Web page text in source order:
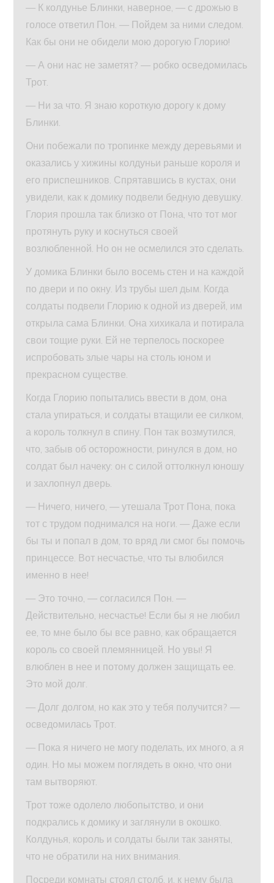
— К колдунье Блинки, наверное, — с дрожью в
голосе ответил Пон. — Пойдем за ними следом.
Как бы они не обидели мою дорогую Глорию!
— А они нас не заметят? — робко осведомилась
Трот.
— Ни за что. Я знаю короткую дорогу к дому
Блинки.
Они побежали по тропинке между деревьями и
оказались у хижины колдуньи раньше короля и
его приспешников. Спрятавшись в кустах, они
увидели, как к домику подвели бедную девушку.
Глория прошла так близко от Пона, что тот мог
протянуть руку и коснуться своей
возлюбленной. Но он не осмелился это сделать.
У домика Блинки было восемь стен и на каждой
по двери и по окну. Из трубы шел дым. Когда
солдаты подвели Глорию к одной из дверей, им
открыла сама Блинки. Она хихикала и потирала
свои тощие руки. Ей не терпелось поскорее
испробовать злые чары на столь юном и
прекрасном существе.
Когда Глорию попытались ввести в дом, она
стала упираться, и солдаты втащили ее силком,
а король толкнул в спину. Пон так возмутился,
что, забыв об осторожности, ринулся в дом, но
солдат был начеку: он с силой оттолкнул юношу
и захлопнул дверь.
— Ничего, ничего, — утешала Трот Пона, пока
тот с трудом поднимался на ноги. — Даже если
бы ты и попал в дом, то вряд ли смог бы помочь
принцессе. Вот несчастье, что ты влюбился
именно в нее!
— Это точно, — согласился Пон. —
Действительно, несчастье! Если бы я не любил
ее, то мне было бы все равно, как обращается
король со своей племянницей. Но увы! Я
влюблен в нее и потому должен защищать ее.
Это мой долг.
— Долг долгом, но как это у тебя получится? —
осведомилась Трот.
— Пока я ничего не могу поделать, их много, а я
один. Но мы можем поглядеть в окно, что они
там вытворяют.
Трот тоже одолело любопытство, и они
подкрались к домику и заглянули в окошко.
Колдунья, король и солдаты были так заняты,
что не обратили на них внимания.
Посреди комнаты стоял столб, и, к нему была